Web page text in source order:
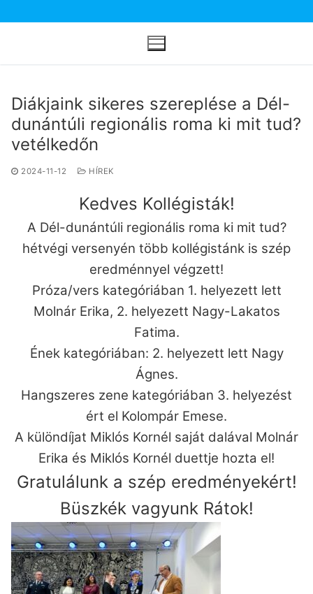
a
Diákjaink sikeres szereplése a Dél-
dunántúli regionális roma ki mit tud?
vetélkedőn
2024-11-12 HÍREK
Kedves Kollégisták!
A Dél-dunántúli regionális roma ki mit tud?
hétvégi versenyén több kollégistánk is szép
eredménnyel végzett!
Próza/vers kategóriában 1. helyezett lett
Molnár Erika, 2. helyezett Nagy-Lakatos
Fatima.
Ének kategóriában: 2. helyezett lett Nagy
Ágnes.
Hangszeres zene kategóriában 3. helyezést
ért el Kolompár Emese.
A különdíjat Miklós Kornél saját dalával Molnár
Erika és Miklós Kornél duettje hozta el!
Gratulálunk a szép eredményekért!
Büszkék vagyunk Rátok!